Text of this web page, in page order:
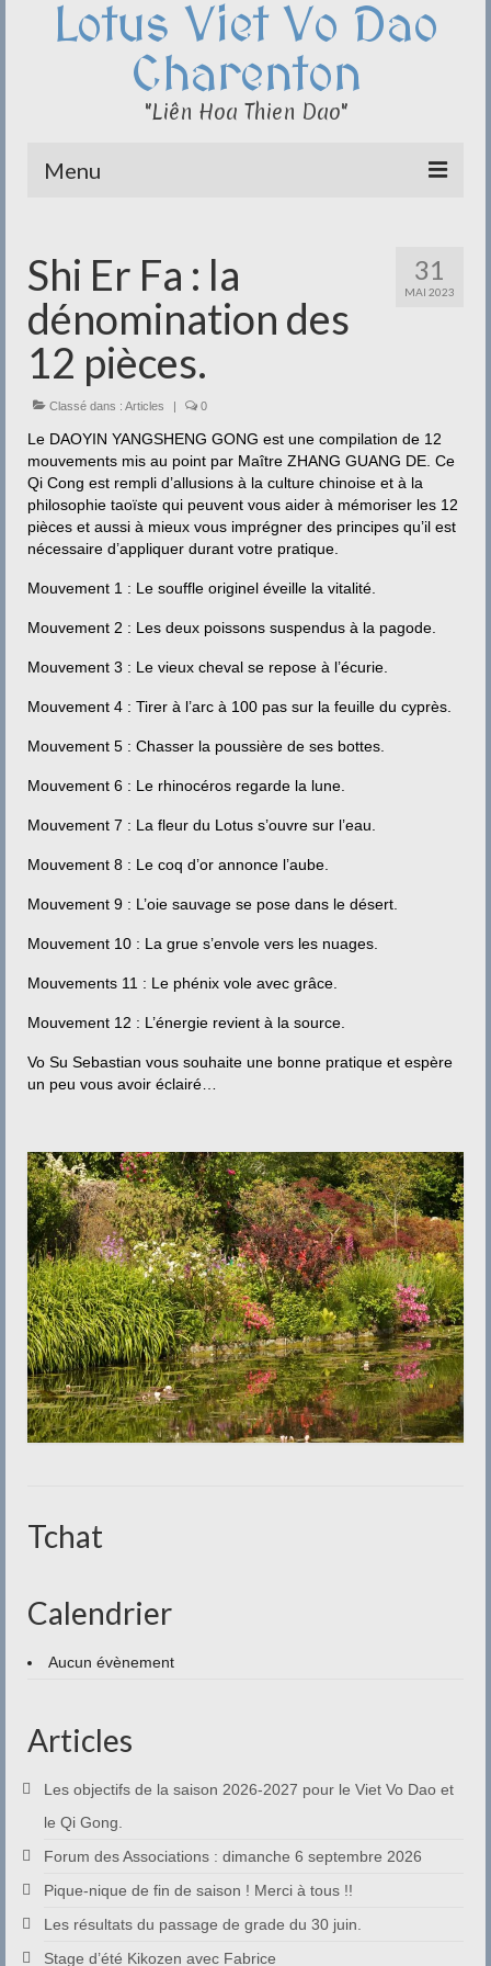
Lotus Viet Vo Dao
Charenton
"Liên Hoa Thien Dao"
Menu
Qi Cong – Taï Chi
Disciplines
Méditation
Documentation
Liens
Contact
31
MAI 2023
Shi Er Fa : la
dénomination des
12 pièces.
Classé dans : Articles | 0
Le DAOYIN YANGSHENG GONG est une compilation de 12
mouvements mis au point par Maître ZHANG GUANG DE. Ce
Qi Cong est rempli d’allusions à la culture chinoise et à la
philosophie taoïste qui peuvent vous aider à mémoriser les 12
pièces et aussi à mieux vous imprégner des principes qu’il est
nécessaire d’appliquer durant votre pratique.
Mouvement 1 : Le souffle originel éveille la vitalité.
Mouvement 2 : Les deux poissons suspendus à la pagode.
Mouvement 3 : Le vieux cheval se repose à l’écurie.
Mouvement 4 : Tirer à l’arc à 100 pas sur la feuille du cyprès.
Mouvement 5 : Chasser la poussière de ses bottes.
Mouvement 6 : Le rhinocéros regarde la lune.
Mouvement 7 : La fleur du Lotus s’ouvre sur l’eau.
Mouvement 8 : Le coq d’or annonce l’aube.
Mouvement 9 : L’oie sauvage se pose dans le désert.
Mouvement 10 : La grue s’envole vers les nuages.
Mouvements 11 : Le phénix vole avec grâce.
Mouvement 12 : L’énergie revient à la source.
Vo Su Sebastian vous souhaite une bonne pratique et espère
un peu vous avoir éclairé…
Tchat
Calendrier
Aucun évènement
Articles
Les objectifs de la saison 2026-2027 pour le Viet Vo Dao et
le Qi Gong.
Forum des Associations : dimanche 6 septembre 2026
Pique-nique de fin de saison ! Merci à tous !!
Les résultats du passage de grade du 30 juin.
Stage d’été Kikozen avec Fabrice